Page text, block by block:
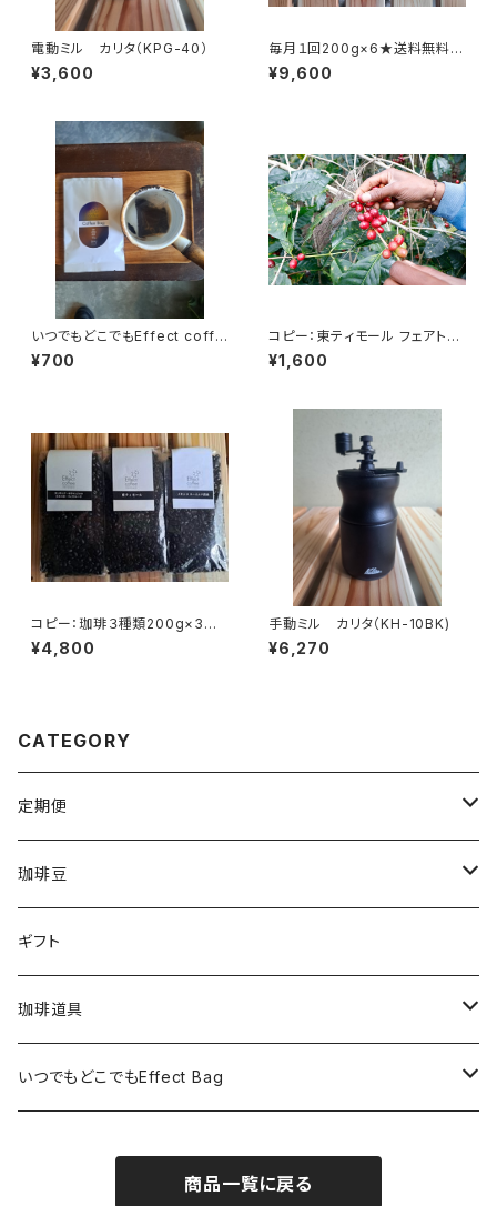
電動ミル カリタ（KPG-40）
¥3,600
毎月１回200g×6★送料無料
（全6回）
¥9,600
いつでもどこでもEffect coffe
e Bag(3袋入り)
¥700
コピー：東ティモール フェアトレ
ードオーガニック 200g
¥1,600
コピー：珈琲３種類200g×3
タンザニアルカ二村・東ティモー
ル・メキシコ
¥4,800
手動ミル カリタ（KH-10BK)
¥6,270
CATEGORY
定期便
毎月1回200ｇ×3 ※送料込み（全6回）
毎月１回200g×6※送料無料（全6回）
毎２週間１回200g×3※送料込み（全12回）
毎2か月１回200g×6★送料無料（全６回）
珈琲豆
タンザニア・ルカ二村フェアトレード200g
東ティモール フェアトレードオーガニック200g
メキシコ ヌーイエテ農園 200g
ギフト
珈琲道具
手動ミル カリタKH-10BK
いつでもどこでもEffect Bag
商品一覧に戻る